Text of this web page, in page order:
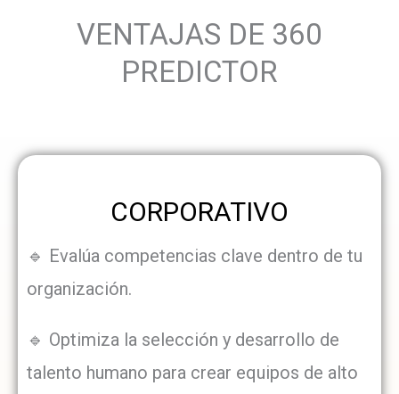
VENTAJAS DE 360
PREDICTOR
CORPORATIVO
🔹 Evalúa competencias clave dentro de tu
organización.
🔹 Optimiza la selección y desarrollo de
talento humano para crear equipos de alto